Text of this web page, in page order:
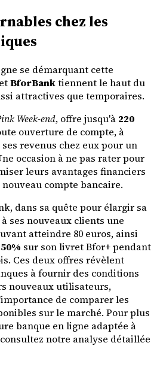
chez les
se démarquant cette
etBforBanktiennent le haut du
attractives que temporaires.
Week-end, offre jusqu'à 220
ouverture de compte, à
revenus chez eux pour un
occasion à ne pas rater pour
leurs avantages financiers
compte bancaire.
dans sa quête pour élargir sa
ses nouveaux clients une
atteindre 80 euros, ainsi
sur son livret Bfor+ pendant
Ces deux offres révèlent
à fournir des conditions
nouveaux utilisateurs,
de comparer les
sur le marché. Pour plus
banque en ligne adaptée à
notre analyse détaillée